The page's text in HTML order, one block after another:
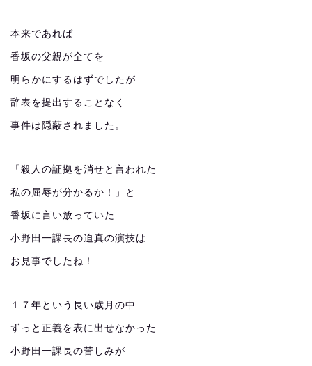
本来であれば
香坂の父親が全てを
明らかにするはずでしたが
辞表を提出することなく
事件は隠蔽されました。
「殺人の証拠を消せと言われた
私の屈辱が分かるか！」と
香坂に言い放っていた
小野田一課長の迫真の演技は
お見事でしたね！
１７年という長い歳月の中
ずっと正義を表に出せなかった
小野田一課長の苦しみが